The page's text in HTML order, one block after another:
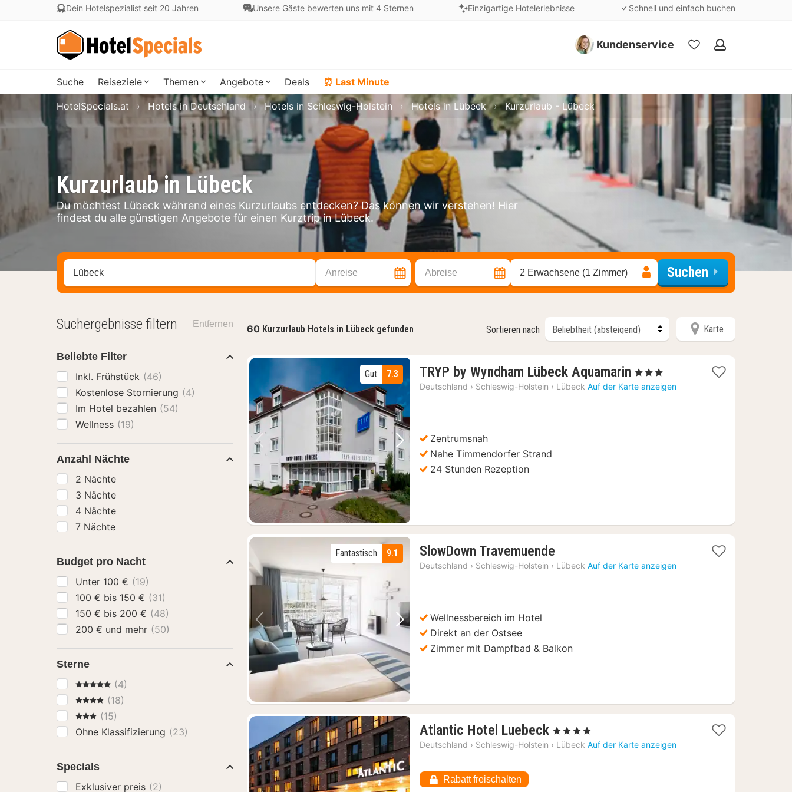
Dein Hotelspezialist seit 20 Jahren Unsere Gäste bewerten uns mit 4 Sternen Einzigartige Hotelerlebnisse Schnell und einfach buchen
Kundenservice
Meine
Suche Reiseziele Themen Angebote Deals ⏰ Last Minute
Kurzurlaub in Lübeck
Du möchtest Lübeck während eines Kurzurlaubs entdecken? Das können wir verstehen! Hier
findest du alle günstigen Angebote für einen Kurztrip in Lübeck.
HotelSpecials.at Hotels in Deutschland Hotels in Schleswig-Holstein Hotels in Lübeck Kurzurlaub - Lübeck
Stadt, Region oder Hotel suchen Anreise Abreise 2 Erwachsene (1 Zimmer) Suchen
60 Kurzurlaub Hotels in Lübeck gefunden Sortieren nach Karte
Vorheriges Bild Nächstes Bild
7.3
Gut TRYP by Wyndham Lübeck Aquamarin 2
Nächte
, 3 Sterne
Deutschland › Schleswig-Holstein › Lübeck Auf der Karte anzeigen
Zentrumsnah
Nahe Timmendorfer Strand
24 Stunden Rezeption
Vorheriges Bild Nächstes Bild
9.1
Fantastisch SlowDown Travemuende
Nacht
Deutschland › Schleswig-Holstein › Lübeck Auf der Karte anzeigen
Wellnessbereich im Hotel
Direkt an der Ostsee
Zimmer mit Dampfbad & Balkon
Atlantic Hotel Luebeck 1
Nacht
, 4 Sterne
Deutschland › Schleswig-Holstein › Lübeck Auf der Karte anzeigen
Rabatt freischalten
Suchergebnisse filtern Entfernen
Beliebte Filter
Inkl. Frühstück (46)
Kostenlose Stornierung (4)
Im Hotel bezahlen (54)
Wellness (19)
Anzahl Nächte
2 Nächte
3 Nächte
4 Nächte
7 Nächte
Budget pro Nacht
Unter 100 € (19)
100 € bis 150 € (31)
150 € bis 200 € (48)
200 € und mehr (50)
Sterne
5 Sterne (4)
4 Sterne(18)
3 Sterne
(15)
Ohne Klassifizierung (23)
Specials
Exklusiver preis (2)